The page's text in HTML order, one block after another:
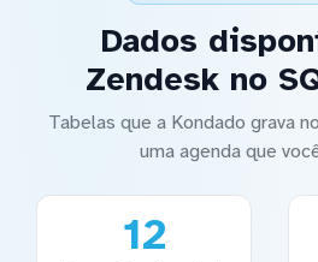
Dados
Zendesk no
Tabelas que a Kondado grava
uma agenda que
12